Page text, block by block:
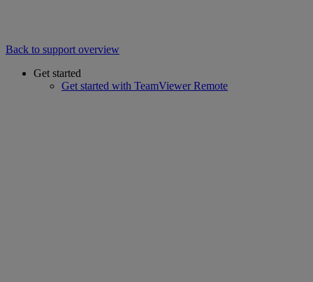
Back to support overview
Get started
Get started with TeamViewer Remote